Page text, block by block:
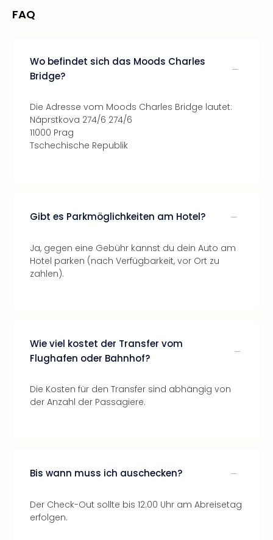
FAQ
Wo befindet sich das Moods Charles
Bridge?
Die Adresse vom Moods Charles Bridge lautet:
Náprstkova 274/6 274/6
11000 Prag
Tschechische Republik
Gibt es Parkmöglichkeiten am Hotel?
Ja, gegen eine Gebühr kannst du dein Auto am
Hotel parken (nach Verfügbarkeit, vor Ort zu
zahlen).
Wie viel kostet der Transfer vom
Flughafen oder Bahnhof?
Die Kosten für den Transfer sind abhängig von
der Anzahl der Passagiere.
Bis wann muss ich auschecken?
Der Check-Out sollte bis 12:00 Uhr am Abreisetag
erfolgen.